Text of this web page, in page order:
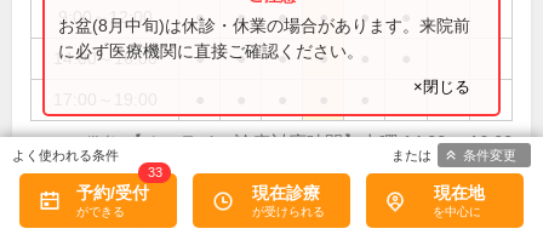
9:00～12:00 ● ● ● ● ●
14:00～16:00 ● ● ● ●
お盆(8月中旬)は休診・休業の場合があります。来院前
に必ず医療機関に直接ご確認ください。
×閉じる
【オンライン診療対応時間】土曜 14:00 ～16:00
・花粉症による発熱、目のかゆみ、鼻づまり...(続き
を読む
予約/受付
33
現在診療 現在地
条件変更